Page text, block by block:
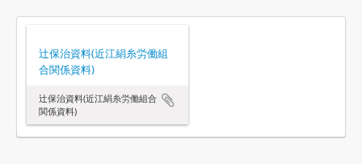
辻保治資料(近江絹糸労働組
合関係資料)
辻保治資料(近江絹糸労働組合
関係資料)